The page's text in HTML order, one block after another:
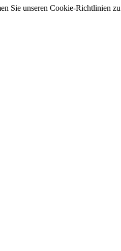
Sie unseren Cookie-Richtlinien zu